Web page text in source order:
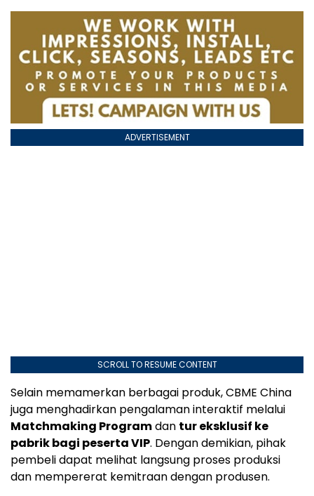
ADVERTISEMENT
SCROLL TO RESUME CONTENT
Selain memamerkan berbagai produk, CBME China
juga menghadirkan pengalaman interaktif melalui
Matchmaking Programdan tur eksklusif ke
pabrik bagi peserta VIP. Dengan demikian, pihak
pembeli dapat melihat langsung proses produksi
dan mempererat kemitraan dengan produsen.